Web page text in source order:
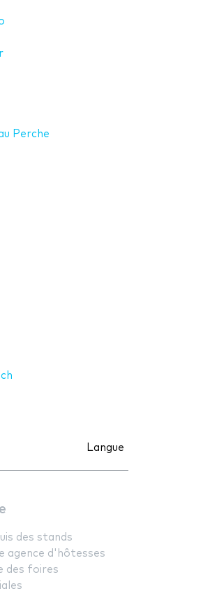
Perche
Langue
des stands
agence d'hôtesses
des foires